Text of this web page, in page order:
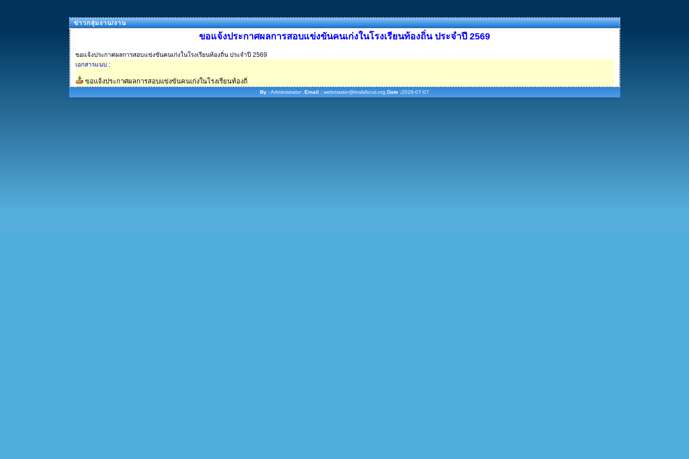
ข่าวกลุ่มงาน/งาน
ขอแจ้งประกาศผลการสอบแข่งขันคนเก่งในโรงเรียนท้องถิ่น ประจำปี 2569
ขอแจ้งประกาศผลการสอบแข่งขันคนเก่งในโรงเรียนท้องถิ่น ประจำปี 2569
เอกสารแนบ :
ขอแจ้งประกาศผลการสอบแข่งขันคนเก่งในโรงเรียนท้องถิ่
By :Administrator , Email : webmaster@krabilocal.org, Date :2026-07-07